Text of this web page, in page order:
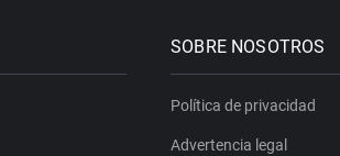
SOBRE NOSOTROS
Política de privacidad
Advertencia legal